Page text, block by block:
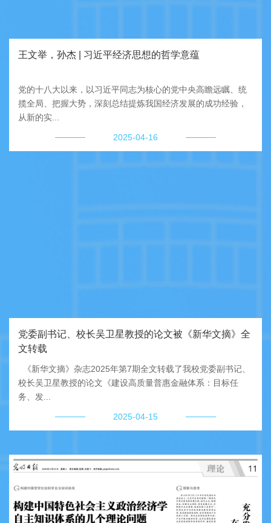
王文举，孙杰 | 习近平经济思想的哲学意蕴
党的十八大以来，以习近平同志为核心的党中央高瞻远瞩、统
揽全局、把握大势，深刻总结提炼我国经济发展的成功经验，
从新的实...
2025-04-16
党委副书记、校长吴卫星教授的论文被《新华文摘》全
文转载
《新华文摘》杂志2025年第7期全文转载了我校党委副书记、
校长吴卫星教授的论文《建设高质量普惠金融体系：目标任
务、发...
2025-04-15